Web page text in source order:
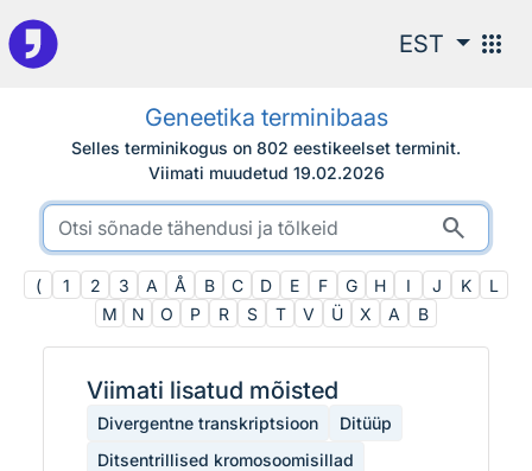
Otsingu juurde
EST apps
Geneetika terminibaas
Selles terminikogus on 802 eestikeelset terminit.
Viimati muudetud 19.02.2026
search
( 1 2 3 A Å B C D E F G H I J K
L
M
N O P R S T V Ü X Α Β
Viimati lisatud mõisted
Divergentne transkriptsioon
Ditüüp
Ditsentrillised kromosoomisillad